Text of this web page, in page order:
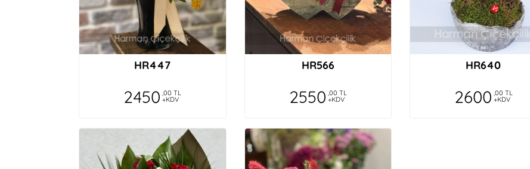
HR447
2450 ,00 TL
+KDV
HR566
2550 ,00 TL
+KDV
HR640
2600 ,00 TL
+KDV